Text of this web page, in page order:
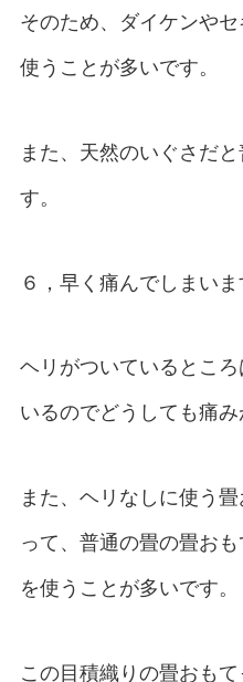
そのため、ダイケンや
使うことが多いです。
また、天然のいぐさだ
す。
６，早く痛んでしまいま
ヘリがついているとこ
いるのでどうしても痛み
また、ヘリなしに使う
って、普通の畳の畳お
を使うことが多いです。
この目積織りの畳おも